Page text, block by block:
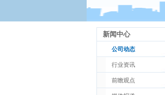
新闻中心
公司动态
行业资讯
前瞻观点